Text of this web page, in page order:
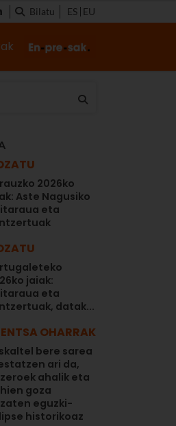
Bilatu ES EU
2026ko
Aste Nagusiko
eta
jaiak:
eta
datak...
OHARRAK
bere sarea
ari da,
ahalik eta
goza
eguzki-
historikoaz